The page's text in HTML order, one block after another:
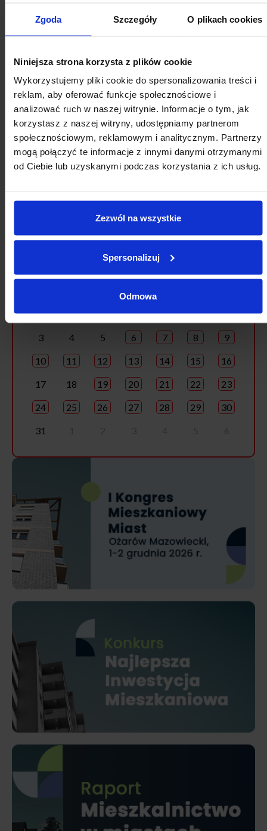
Zgoda Szczegóły O plikach cookies
Niniejsza strona korzysta z plików cookie
Wykorzystujemy pliki cookie do spersonalizowania treści i
reklam, aby oferować funkcje społecznościowe i
analizować ruch w naszej witrynie. Informacje o tym, jak
korzystasz z naszej witryny, udostępniamy partnerom
społecznościowym, reklamowym i analitycznym. Partnerzy
mogą połączyć te informacje z innymi danymi otrzymanymi
od Ciebie lub uzyskanymi podczas korzystania z ich usług.
Zezwól na wszystkie
Spersonalizuj
Odmowa
SIERPNIA
SIERPIEŃ
Cz
27
28 29 30 31 1 2
3 4 5 6 7 8 9
10 11 12 13 14 15 16
17 18 19 20 21 22 23
24 25 26 27 28 29 30
31